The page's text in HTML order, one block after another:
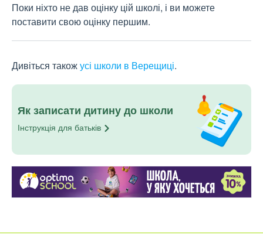
Поки ніхто не дав оцінку цій школі, і ви можете
поставити свою оцінку першим.
Дивіться такожусі школи в Верещиці.
Як записати дитину до школи
Інструкція для батьків